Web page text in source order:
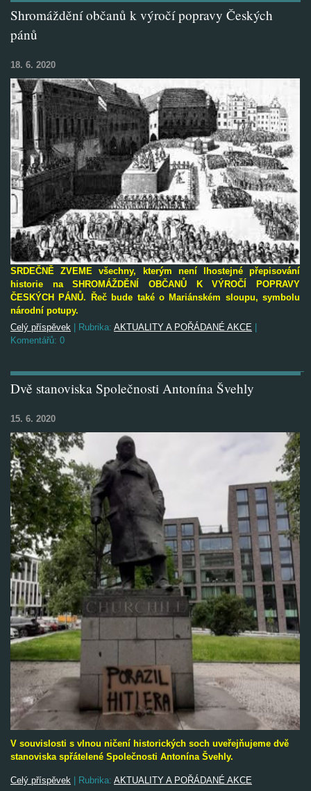
Shromáždění občanů k výročí popravy Českých
pánů
18. 6. 2020
SRDEČNĚ ZVEME všechny, kterým není lhostejné přepisování
historie naSHROMÁŽDĚNÍ OBČANŮ K VÝROČÍ POPRAVY
ČESKÝCH PÁNŮ. Řeč bude také o Mariánském sloupu, symbolu
národní potupy.
Celý příspěvek
Rubrika: AKTUALITY A POŘÁDANÉ AKCE
Komentářů: 0
Dvě stanoviska Společnosti Antonína Švehly
15. 6. 2020
V souvislosti s vlnou ničení historických soch uveřejňujeme dvě
stanoviska spřátelené Společnosti Antonína Švehly.
Celý příspěvek Rubrika: AKTUALITY A POŘÁDANÉ AKCE